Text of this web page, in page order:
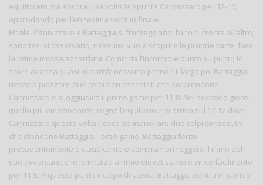
equilibrato ma ancora una volta la spunta Cannizzaro per 12-10,
approdando per l’ennesima volta in finale.
Finale: Cannizzaro e Battaggia si fronteggiano, l’uno di fronte all’altro;
sono tesi si osservano, nessuno vuole scoprire le proprie carte, fare
la prima mossa azzardata. Comincia l’incontro e punto su punto lo
score avanza quasi in parità; nessuno prende il largo poi Battaggia
riesce a piazzare due colpi ben assestati che sorprendono
Cannizzaro e si aggiudica il primo game per 11-8. Nel secondo gioco,
quello più emozionante, regna l’equilibrio e si arriva sul 12-12 dove
Cannizzaro questa volta riesce ad inanellare due colpi consecutivi
che stendono Battaggia. Terzo game; Battaggia ferito
precedentemente è claudicante e sembra non reggere il ritmo del
suo avversario che lo incalza a ritmo elevatissimo e vince facilmente
per 11-5. A questo punto il colpo di scena: Battaggia rientra in campo